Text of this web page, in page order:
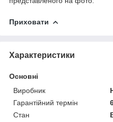
Приховати
Характеристики
Основні
Виробник
Гарантійний термін
Стан